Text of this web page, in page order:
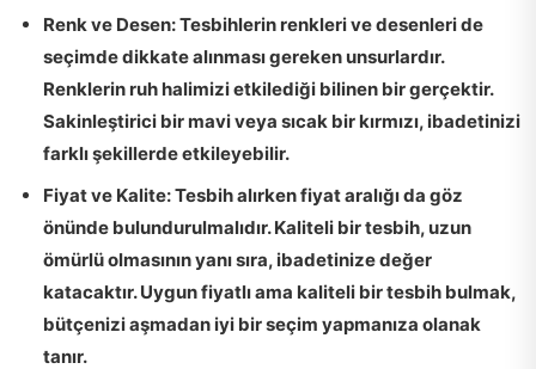
Renk ve Desen:Tesbihlerin renkleri ve desenleri de
seçimde dikkate alınması gereken unsurlardır.
Renklerin ruh halimizi etkilediği bilinen bir gerçektir.
Sakinleştirici bir mavi veya sıcak bir kırmızı, ibadetinizi
farklı şekillerde etkileyebilir.
Fiyat ve Kalite:Tesbih alırken fiyat aralığı da göz
önünde bulundurulmalıdır. Kaliteli bir tesbih, uzun
ömürlü olmasının yanı sıra, ibadetinize değer
katacaktır. Uygun fiyatlı ama kaliteli bir tesbih bulmak,
bütçenizi aşmadan iyi bir seçim yapmanıza olanak
tanır.